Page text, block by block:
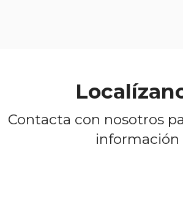
Contacta con nosotros
información